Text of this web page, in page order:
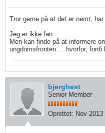
Tror gerne på at det er nemt,
Jeg er ikke fan.
Men kan finde på at informere
ungdomsfronten ... hvorfor,
bjerghest
Senior Member
Oprettet: Nov 2013